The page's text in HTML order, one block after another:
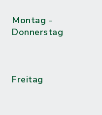
Montag -
Donnerstag
Freitag